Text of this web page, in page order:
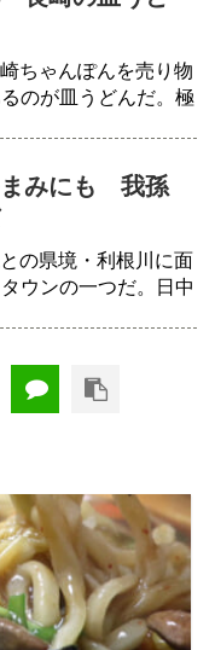
ちゃんぽんを売り物
のが皿うどんだ。極
まみにも 我孫
の県境・利根川に面
ウンの一つだ。日中